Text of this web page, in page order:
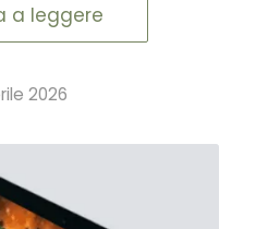
a leggere
2026